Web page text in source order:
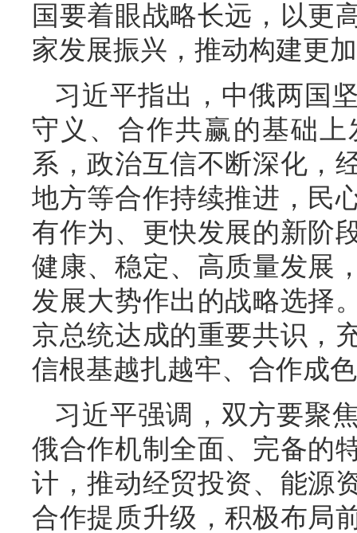
国要着眼战略长远，以更
家发展振兴，推动构建更
习近平指出，中俄两国
守义、合作共赢的基础
系，政治互信不断深化，
地方等合作持续推进，民
有作为、更快发展的新阶
健康、稳定、高质量发展
发展大势作出的战略选择
京总统达成的重要共识，
信根基越扎越牢、合作成
习近平强调，双方要聚
俄合作机制全面、完备的
计，推动经贸投资、能源
合作提质升级，积极布局